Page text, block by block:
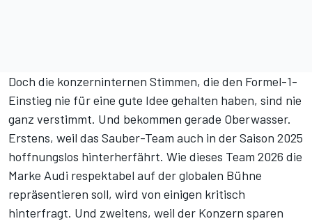
Doch die konzerninternen Stimmen, die den Formel-1-
Einstieg nie für eine gute Idee gehalten haben, sind nie
ganz verstimmt. Und bekommen gerade Oberwasser.
Erstens, weil das Sauber-Team auch in der Saison 2025
hoffnungslos hinterherfährt. Wie dieses Team 2026 die
Marke Audi respektabel auf der globalen Bühne
repräsentieren soll, wird von einigen kritisch
hinterfragt. Und zweitens, weil der Konzern sparen